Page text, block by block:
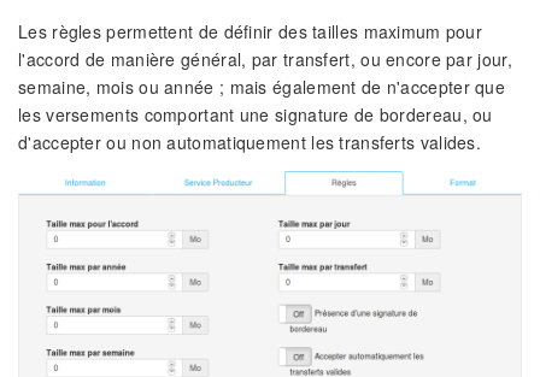
Les règles permettent de définir des tailles maximum pour
l'accord de manière général, par transfert, ou encore par jour,
semaine, mois ou année ; mais également de n'accepter que
les versements comportant une signature de bordereau, ou
d'accepter ou non automatiquement les transferts valides.